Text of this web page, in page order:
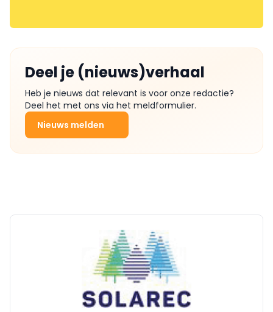
Deel je (nieuws)verhaal
Heb je nieuws dat relevant is voor onze redactie?
Deel het met ons via het meldformulier.
Nieuws melden